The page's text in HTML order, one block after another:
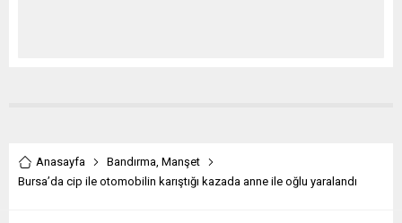
Anasayfa Bandırma, Manşet
Bursa’da cip ile otomobilin karıştığı kazada anne ile oğlu yaralandı